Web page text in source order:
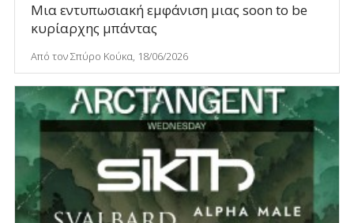
Μια εντυπωσιακή εμφάνιση μιας soon to be
κυρίαρχης μπάντας
Από τον Σπύρο Κούκα, 18/06/2026